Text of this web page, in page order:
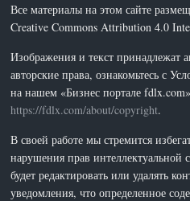
Все материалы на этом сайте
Creative Commons Attribution 4.0
Изображения и текст принадлежат
авторские права, ознакомьтесь с
на нашем «Бизнес портале
https://fdlx.com/about/copyright.
В своей работе мы стремится
нарушения прав интеллектуальной
будет редактировать или удалять
уведомления, что определенное